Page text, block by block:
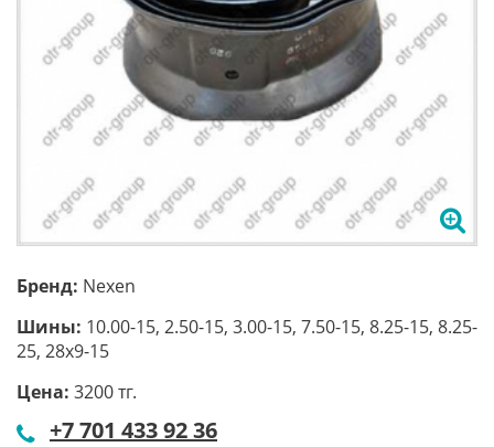
Бренд: Nexen
Шины: 10.00-15, 2.50-15, 3.00-15, 7.50-15, 8.25-15, 8.25-
25, 28x9-15
Цена: 3200 тг.
+7 701 433 92 36